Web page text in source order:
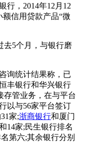
，2014年12月12
额信用贷款产品“微
5个月，与银行磨
询统计结果称，已
丰银行和华兴银行
存管业务，在与平台
以与56家平台签订
家;浙商银行和厦门
14家;民生银行排名
第六;其余银行分别